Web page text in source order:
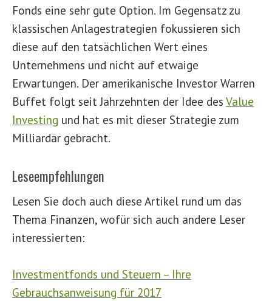
Fonds eine sehr gute Option. Im Gegensatz zu
klassischen Anlagestrategien fokussieren sich
diese auf den tatsächlichen Wert eines
Unternehmens und nicht auf etwaige
Erwartungen. Der amerikanische Investor Warren
Buffet folgt seit Jahrzehnten der Idee des Value
Investing und hat es mit dieser Strategie zum
Milliardär gebracht.
Leseempfehlungen
Lesen Sie doch auch diese Artikel rund um das
Thema Finanzen, wofür sich auch andere Leser
interessierten:
Investmentfonds und Steuern – Ihre
Gebrauchsanweisung für 2017